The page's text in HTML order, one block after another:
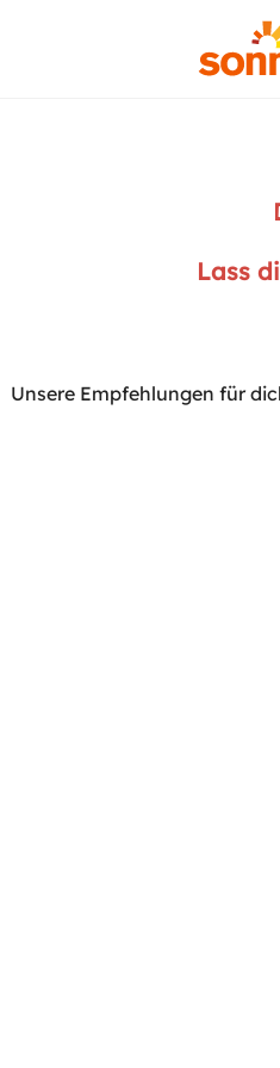
Lass
Unsere Empfehlungen für